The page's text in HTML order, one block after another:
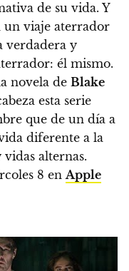
de su vida. Y
un viaje aterrador
verdadera y
él mismo.
novela de Blake
esta serie
que de un día a
diferente a la
alternas.
8 enApple